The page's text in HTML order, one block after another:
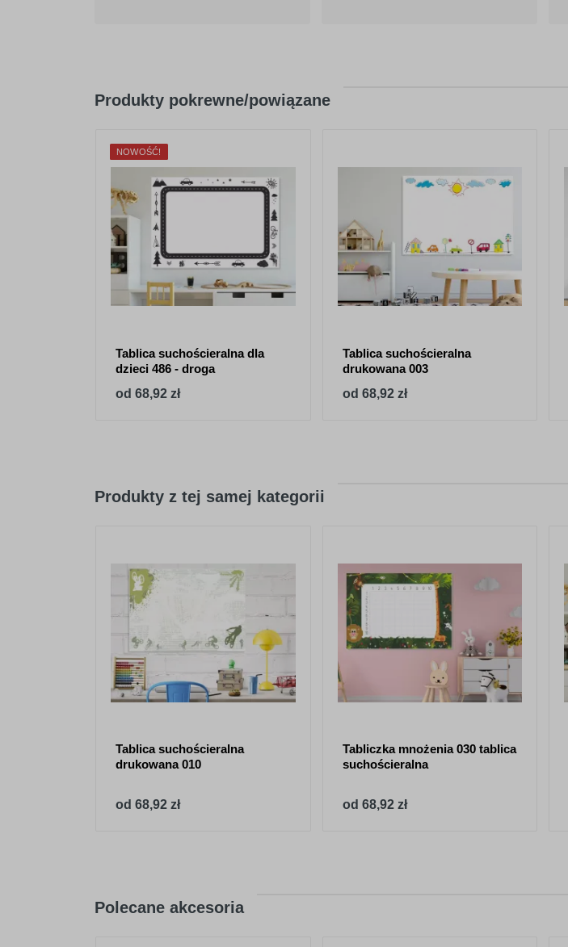
Produkty pokrewne/powiązane
NOWOŚĆ!
Tablica suchościeralna dla
dzieci 486 - droga
od 68,92 zł
Tablica suchościeralna
drukowana 003
od 68,92 zł
Produkty z tej samej kategorii
Tablica suchościeralna
drukowana 010
od 68,92 zł
Tabliczka mnożenia 030 tablica
suchościeralna
od 68,92 zł
Polecane akcesoria